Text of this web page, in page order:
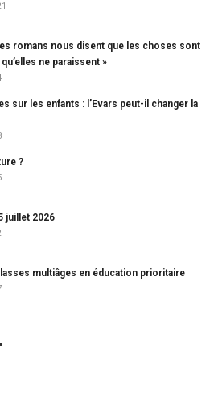
romans nous disent que les choses sont
ne paraissent »
sur les enfants : l’Evars peut-il changer la
?
juillet 2026
multiâges en éducation prioritaire